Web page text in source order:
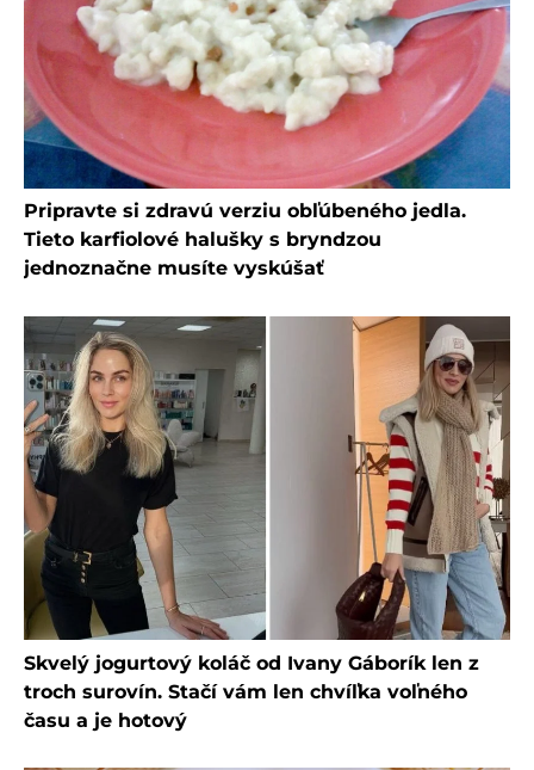
Pripravte si zdravú verziu obľúbeného jedla.
Tieto karfiolové halušky s bryndzou
jednoznačne musíte vyskúšať
Skvelý jogurtový koláč od Ivany Gáborík len z
troch surovín. Stačí vám len chvíľka voľného
času a je hotový